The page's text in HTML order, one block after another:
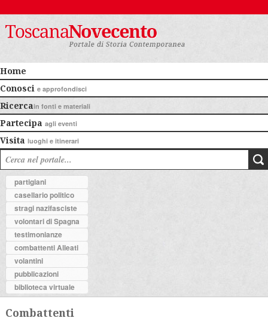
Home
Conosci e approfondisci
Ricercain fonti e materiali
Partecipa agli eventi
Visita luoghi e itinerari
partigiani
casellario politico
stragi nazifasciste
volontari di Spagna
testimonianze
combattenti Alleati
volantini
pubblicazioni
biblioteca virtuale
Combattenti